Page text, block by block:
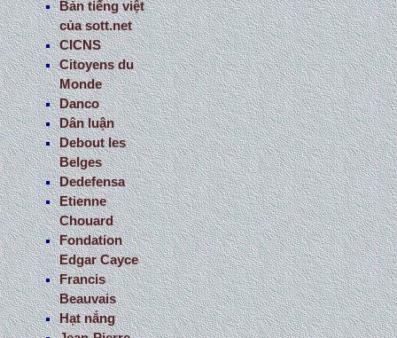
Bản tiếng việt
của sott.net
CICNS
Citoyens du
Monde
Danco
Dân luận
Debout les
Belges
Dedefensa
Etienne
Chouard
Fondation
Edgar Cayce
Francis
Beauvais
Hạt nắng